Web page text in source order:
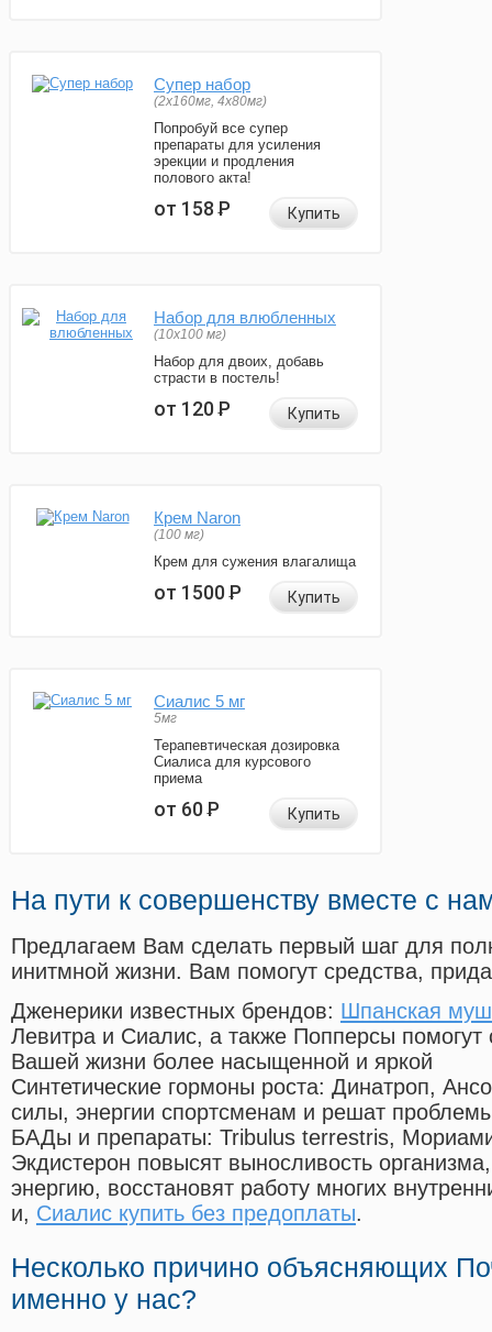
Супер набор
(2х160мг, 4х80мг)
Попробуй все супер
препараты для усиления
эрекции и продления
полового акта!
от 158Р Купить
Набор для влюбленных
(10х100 мг)
Набор для двоих, добавь
страсти в постель!
от 120Р Купить
Крем Naron
(100 мг)
Крем для сужения влагалища
от 1500Р Купить
Сиалис 5 мг
5мг
Терапевтическая дозировка
Сиалиса для курсового
приема
от 60Р Купить
На пути к совершенству вместе с
Предлагаем Вам сделать первый шаг для
инитмной жизни. Вам помогут средства,
Дженерики известных брендов: Шпанская
Левитра и Сиалис, а также Попперсы помогут
Вашей жизни более насыщенной и яркой
Синтетические гормоны роста: Динатроп,
силы, энергии спортсменам и решат
БАДы и препараты: Tribulus terrestris,
Экдистерон повысят выносливость
энергию, восстановят работу многих
и, Сиалис купить без предоплаты.
Несколько причино объясняющих
именно у нас?